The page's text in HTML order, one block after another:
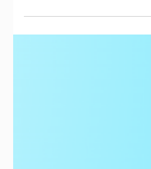
bagaimana AI merevolusi...